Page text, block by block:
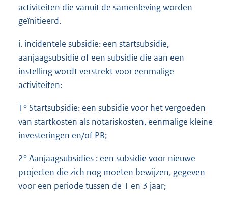
activiteiten die vanuit de samenleving worden
geïnitieerd.
i. incidentele subsidie: een startsubsidie,
aanjaagsubsidie of een subsidie die aan een
instelling wordt verstrekt voor eenmalige
activiteiten:
1° Startsubsidie: een subsidie voor het vergoeden
van startkosten als notariskosten, eenmalige kleine
investeringen en/of PR;
2° Aanjaagsubsidies : een subsidie voor nieuwe
projecten die zich nog moeten bewijzen, gegeven
voor een periode tussen de 1 en 3 jaar;